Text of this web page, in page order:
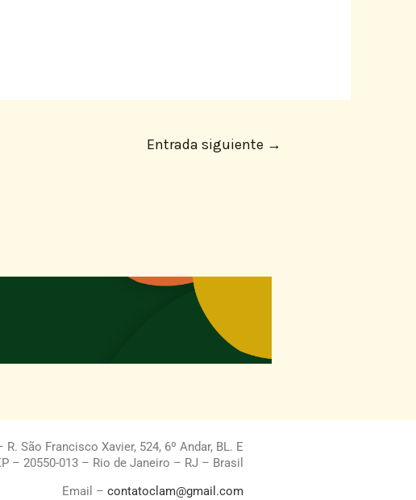
Entrada siguiente →
R. São Francisco Xavier, 524, 6º Andar, BL. E
– 20550-013 – Rio de Janeiro – RJ – Brasil
Email – contatoclam@gmail.com